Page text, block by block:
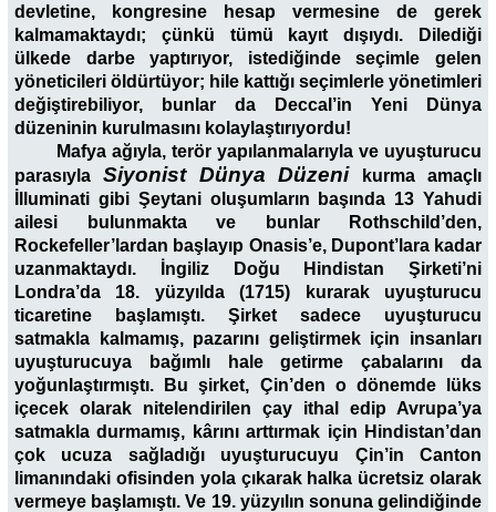
devletine, kongresine hesap vermesine de gerek
kalmamaktaydı; çünkü tümü kayıt dışıydı. Dilediği
ülkede darbe yaptırıyor, istediğinde seçimle gelen
yöneticileri öldürtüyor; hile kattığı seçimlerle yönetimleri
değiştirebiliyor, bunlar da Deccal’in Yeni Dünya
düzeninin kurulmasını kolaylaştırıyordu!
Mafya ağıyla, terör yapılanmalarıyla ve uyuşturucu
parasıyla Siyonist Dünya Düzeni
kurma amaçlı
İlluminati gibi Şeytani oluşumların başında 13 Yahudi
ailesi bulunmakta ve bunlar Rothschild’den,
Rockefeller’lardan başlayıp Onasis’e, Dupont’lara kadar
uzanmaktaydı. İngiliz Doğu Hindistan Şirketi’ni
Londra’da 18. yüzyılda (1715) kurarak uyuşturucu
ticaretine başlamıştı. Şirket sadece uyuşturucu
satmakla kalmamış, pazarını geliştirmek için insanları
uyuşturucuya bağımlı hale getirme çabalarını da
yoğunlaştırmıştı. Bu şirket, Çin’den o dönemde lüks
içecek olarak nitelendirilen çay ithal edip Avrupa’ya
satmakla durmamış, kârını arttırmak için Hindistan’dan
çok ucuza sağladığı uyuşturucuyu Çin’in Canton
limanındaki ofisinden yola çıkarak halka ücretsiz olarak
vermeye başlamıştı. Ve 19. yüzyılın sonuna gelindiğinde